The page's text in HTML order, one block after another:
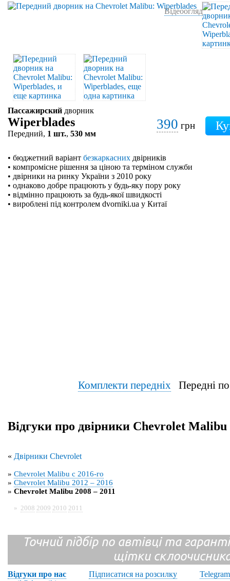
Відеоогляд
Пассажирский дворник
Wiperblades
Передний, 1 шт., 530 мм
390 грн
• бюджетний варіант безкаркасних двірників
• компромісне рішення за ціною та терміном служби
• двірники на ринку України з 2010 року
• однаково добре працюють у будь-яку пору року
• відмінно працюють за будь-якої швидкості
• вироблені під контролем dvorniki.ua у Китаї
Комплекти передніхПередні
Відгуки про двірники Chevrolet Malibu
« Двірники Chevrolet
» Chevrolet Malibu с 2016-го
» Chevrolet Malibu 2012 – 2016
» Chevrolet Malibu 2008 – 2011
» 2008 2009 2010 2011
Точний підбір по автівці та
щітки
Відгуки про нас Підписатися на розсилку
Telegram